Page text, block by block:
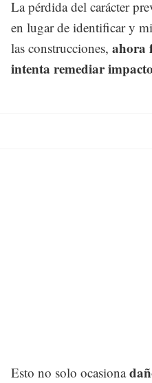
La pérdida del carácter
en lugar de identificar y
las construcciones, ahora
intenta remediar
Esto no solo ocasiona